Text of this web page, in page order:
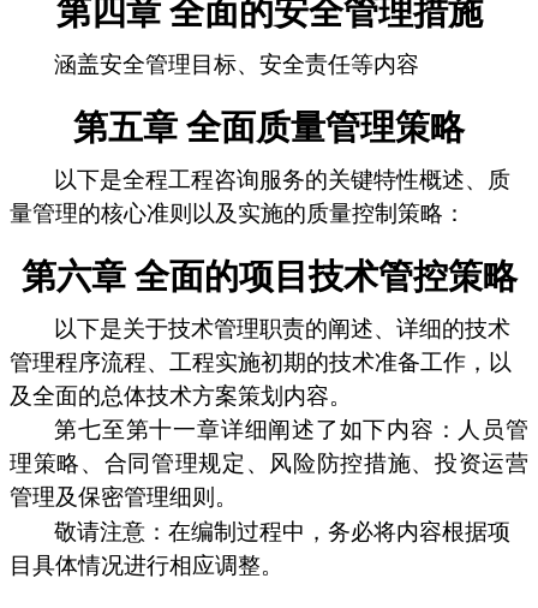
第四章 全面的安全管理措施
涵盖安全管理目标、安全责任等内容
第五章 全面质量管理策略
以下是全程工程咨询服务的关键特性概述、质
量管理的核心准则以及实施的质量控制策略：
第六章 全面的项目技术管控策略
以下是关于技术管理职责的阐述、详细的技术
管理程序流程、工程实施初期的技术准备工作，以
及全面的总体技术方案策划内容。
第七至第十一章详细阐述了如下内容：人员管
理策略、合同管理规定、风险防控措施、投资运营
管理及保密管理细则。
敬请注意：在编制过程中，务必将内容根据项
目具体情况进行相应调整。